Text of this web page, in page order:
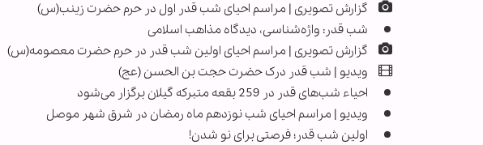
گزارش تصویری | مراسم احیای شب قدر اول در حرم حضرت زینب(س)
شب قدر: واژه‌شناسی، دیدگاه مذاهب اسلامی
گزارش تصویری | مراسم احیای اولین شب قدر در حرم حضرت معصومه(س)
ویدیو | شب قدر درک حضرت حجت بن الحسن (عج)
احیاء شب‌های قدر در 259 بقعه متبرکه گیلان برگزار می‌شود
ویدیو | مراسم احیای شب نوزدهم ماه رمضان در شرق شهر موصل
اولین شب قدر؛ فرصتی برای نو شدن!